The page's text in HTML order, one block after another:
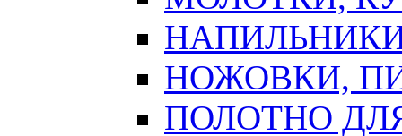
НОЖОВКИ,
ПОЛОТНО